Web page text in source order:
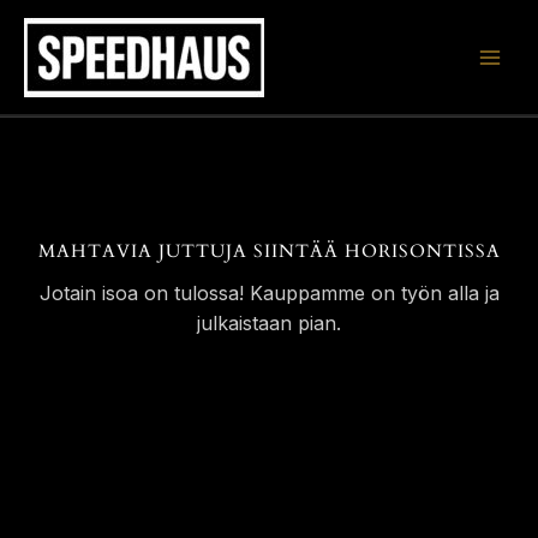
Siirry
sisältöön
MAHTAVIA JUTTUJA SIINTÄÄ HORISONTISSA
Jotain isoa on tulossa! Kauppamme on työn alla ja
julkaistaan pian.